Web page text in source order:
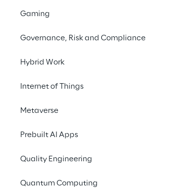
Gaming
Governance, Risk and Compliance
Hybrid Work
Internet of Things
Metaverse
Prebuilt AI Apps
Quality Engineering
Quantum Computing